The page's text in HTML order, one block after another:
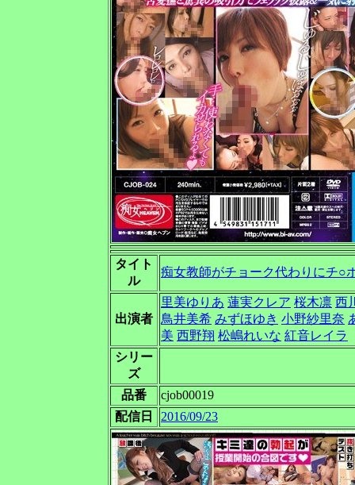
タイト
ル
痴女教師がチョーク代わりにチ○
出演者
里美ゆりあ 蓮実クレア 桜木凛 西
鳥井美希 みずほゆき 小野紗里奈
美 西野翔 松嶋れいな 紅音レイラ
シリー
ズ
品番
cjob00019
配信日
2016/09/23